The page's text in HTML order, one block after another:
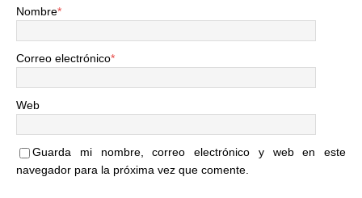
Nombre*
Correo electrónico*
Web
Guarda mi nombre, correo electrónico y web en este
navegador para la próxima vez que comente.